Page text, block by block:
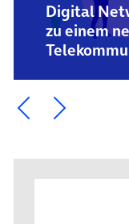
Digital
zu einem
Ein Element
Ein